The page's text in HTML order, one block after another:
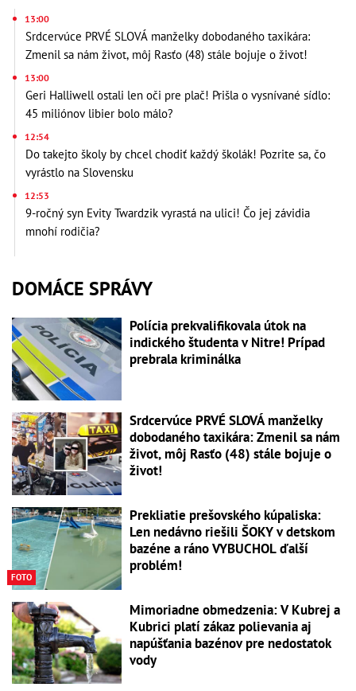
13:00
Srdcervúce PRVÉ SLOVÁ manželky dobodaného taxikára:
Zmenil sa nám život, môj Rasťo (48) stále bojuje o život!
13:00
Geri Halliwell ostali len oči pre plač! Prišla o vysnívané sídlo:
45 miliónov libier bolo málo?
12:54
Do takejto školy by chcel chodiť každý školák! Pozrite sa, čo
vyrástlo na Slovensku
12:53
9-ročný syn Evity Twardzik vyrastá na ulici! Čo jej závidia
mnohí rodičia?
DOMÁCE SPRÁVY
Polícia prekvalifikovala útok na
indického študenta v Nitre! Prípad
prebrala kriminálka
Srdcervúce PRVÉ SLOVÁ manželky
dobodaného taxikára: Zmenil sa nám
život, môj Rasťo (48) stále bojuje o
život!
FOTO
Prekliatie prešovského kúpaliska:
Len nedávno riešili ŠOKY v detskom
bazéne a ráno VYBUCHOL ďalší
problém!
Mimoriadne obmedzenia: V Kubrej a
Kubrici platí zákaz polievania aj
napúšťania bazénov pre nedostatok
vody